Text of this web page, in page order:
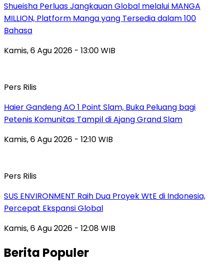
Shueisha Perluas Jangkauan Global melalui MANGA
MILLION, Platform Manga yang Tersedia dalam 100
Bahasa
Kamis, 6 Agu 2026 - 13:00 WIB
Pers Rilis
Haier Gandeng AO 1 Point Slam, Buka Peluang bagi
Petenis Komunitas Tampil di Ajang Grand Slam
Kamis, 6 Agu 2026 - 12:10 WIB
Pers Rilis
SUS ENVIRONMENT Raih Dua Proyek WtE di Indonesia,
Percepat Ekspansi Global
Kamis, 6 Agu 2026 - 12:08 WIB
Berita Populer